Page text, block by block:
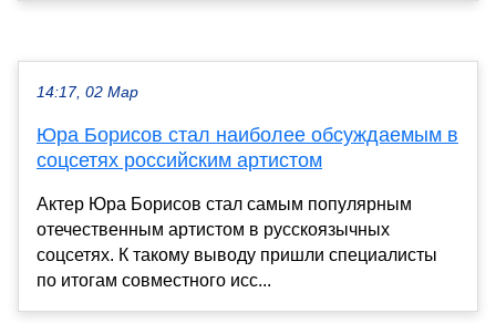
14:17, 02 Мар
Юра Борисов стал наиболее обсуждаемым в
соцсетях российским артистом
Актер Юра Борисов стал самым популярным
отечественным артистом в русскоязычных
соцсетях. К такому выводу пришли специалисты
по итогам совместного исс...